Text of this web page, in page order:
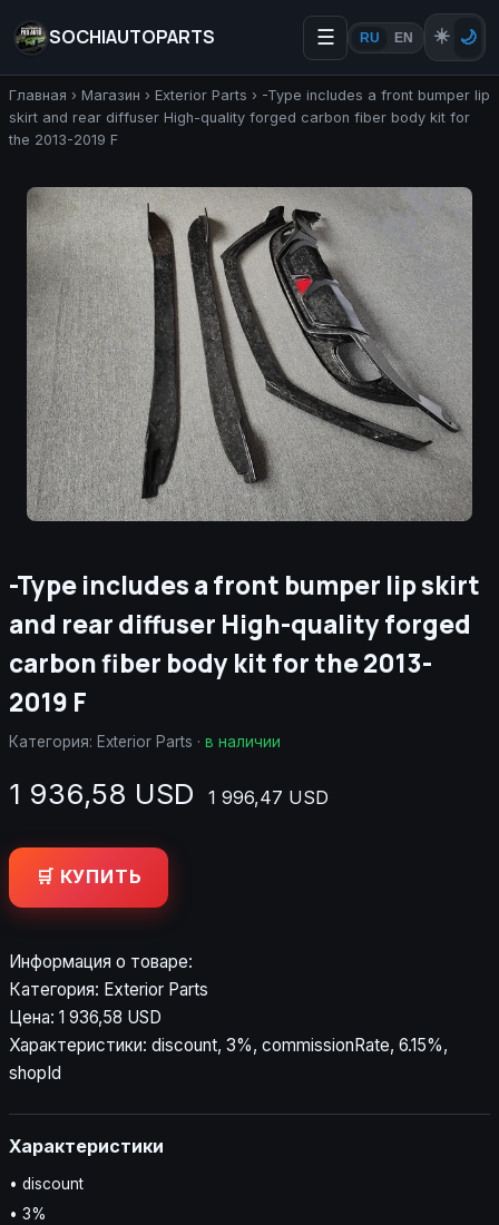
SOCHIAUTOPARTS ☰ RU EN ☀️ 🌙
Главная › Магазин › Exterior Parts › -Type includes a front bumper lip
skirt and rear diffuser High-quality forged carbon fiber body kit for
the 2013-2019 F
-Type includes a front bumper lip skirt
and rear diffuser High-quality forged
carbon fiber body kit for the 2013-
2019 F
Категория: Exterior Parts · в наличии
1 936,58 USD 1 996,47 USD
🛒 КУПИТЬ
Информация о товаре:
Категория: Exterior Parts
Цена: 1 936,58 USD
Характеристики: discount, 3%, commissionRate, 6.15%,
shopId
Характеристики
• discount
• 3%